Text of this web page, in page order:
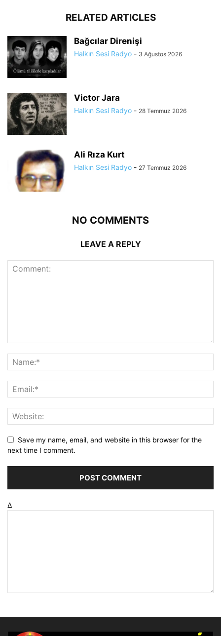
RELATED ARTICLES
Bağcılar Direnişi
Halkın Sesi Radyo - 3 Ağustos 2026
Victor Jara
Halkın Sesi Radyo - 28 Temmuz 2026
Ali Rıza Kurt
Halkın Sesi Radyo - 27 Temmuz 2026
NO COMMENTS
LEAVE A REPLY
Save my name, email, and website in this browser for the
next time I comment.
Δ